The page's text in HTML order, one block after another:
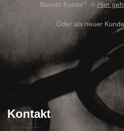
Bereits Kunde? ->Hier
Oder als neuer
Kontakt